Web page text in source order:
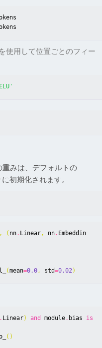
使用して位置ごとのフィー
みは、デフォルトの
初期化されます。
, ( nn. Linear, nn. Embeddin
(mean=0.0, std=0.02)
. Linear) and module. bias
is
()